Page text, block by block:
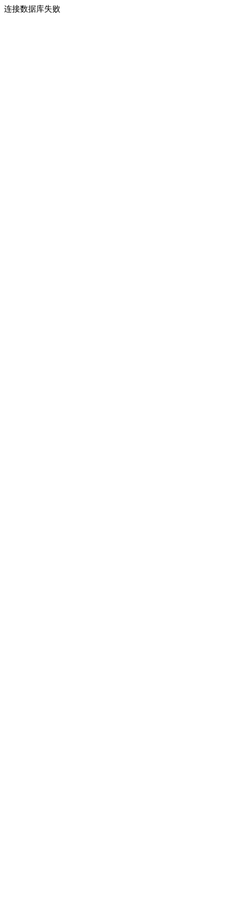
连接数据库失败